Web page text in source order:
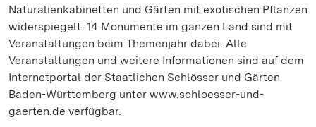
Naturalienkabinetten und Gärten mit exotischen Pflanzen
widerspiegelt. 14 Monumente im ganzen Land sind mit
Veranstaltungen beim Themenjahr dabei. Alle
Veranstaltungen und weitere Informationen sind auf dem
Internetportal der Staatlichen Schlösser und Gärten
Baden-Württemberg unter www.schloesser-und-
gaerten.de verfügbar.